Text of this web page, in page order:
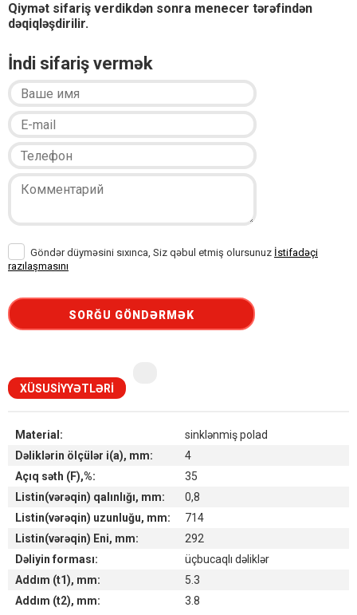
Qiymət sifariş verdikdən sonra menecer tərəfindən
dəqiqləşdirilir.
İndi sifariş vermək
Göndər düyməsini sıxınca, Siz qəbul etmiş olursunuz İstifadəçi
razılaşmasını
SORĞU GÖNDƏRMƏK
XÜSUSIYYƏTLƏRI
Material:
sinklənmiş polad
Dəliklərin ölçülər i(a), mm:
4
Açıq səth (F),%:
35
Listin(vərəqin) qalınlığı, mm:
0,8
Listin(vərəqin) uzunluğu, mm:
714
Listin(vərəqin) Eni, mm:
292
Dəliyin forması:
üçbucaqlı dəliklər
Addım (t1), mm:
5.3
Addım (t2), mm:
3.8